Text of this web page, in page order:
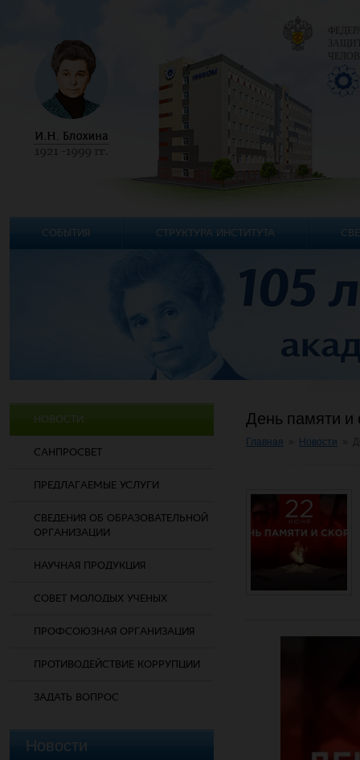
НОВОСТИ
САНПРОСВЕТ
ПРЕДЛАГАЕМЫЕ УСЛУГИ
СВЕДЕНИЯ ОБ ОБРАЗОВАТЕЛЬНОЙ
ОРГАНИЗАЦИИ
НАУЧНАЯ ПРОДУКЦИЯ
СОВЕТ МОЛОДЫХ УЧЕНЫХ
ПРОФСОЮЗНАЯ ОРГАНИЗАЦИЯ
ПРОТИВОДЕЙСТВИЕ КОРРУПЦИИ
ЗАДАТЬ ВОПРОС
Новости
День памяти и
Главная Новости
СОБЫТИЯ СТРУКТУРА ИНСТИТУТА